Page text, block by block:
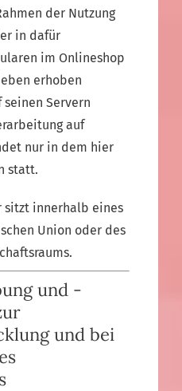
der Nutzung
in dafür
im Onlineshop
erhoben
Servern
auf
nur in dem hier
statt.
sitzt innerhalb eines
Union oder des
und -
und bei